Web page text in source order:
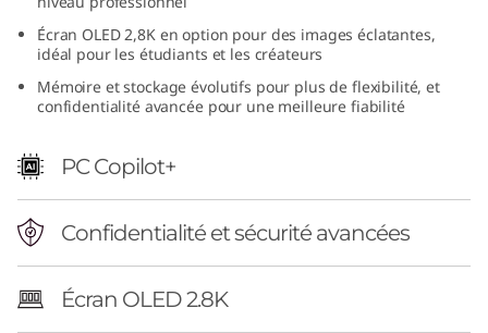
Écran OLED 2,8K en option pour des images éclatantes,
idéal pour les étudiants et les créateurs
Mémoire et stockage évolutifs pour plus de flexibilité, et
confidentialité avancée pour une meilleure fiabilité
PC Copilot+
Confidentialité et sécurité avancées
Écran OLED 2.8K